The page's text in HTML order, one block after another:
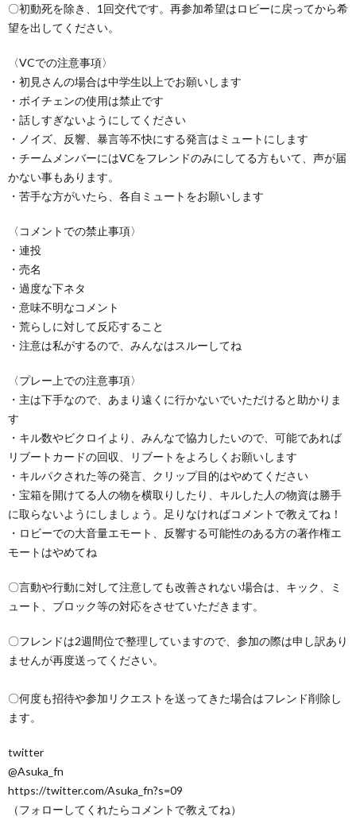
〇初動死を除き、1回交代です。再参加希望はロビーに戻ってから希
望を出してください。
〈VCでの注意事項〉
・初見さんの場合は中学生以上でお願いします
・ボイチェンの使用は禁止です
・話しすぎないようにしてください
・ノイズ、反響、暴言等不快にする発言はミュートにします
・チームメンバーにはVCをフレンドのみにしてる方もいて、声が届
かない事もあります。
・苦手な方がいたら、各自ミュートをお願いします
〈コメントでの禁止事項〉
・連投
・売名
・過度な下ネタ
・意味不明なコメント
・荒らしに対して反応すること
・注意は私がするので、みんなはスルーしてね
〈プレー上での注意事項〉
・主は下手なので、あまり遠くに行かないでいただけると助かりま
す
・キル数やビクロイより、みんなで協力したいので、可能であれば
リブートカードの回収、リブートをよろしくお願いします
・キルパクされた等の発言、クリップ目的はやめてください
・宝箱を開けてる人の物を横取りしたり、キルした人の物資は勝手
に取らないようにしましょう。足りなければコメントで教えてね！
・ロビーでの大音量エモート、反響する可能性のある方の著作権エ
モートはやめてね
〇言動や行動に対して注意しても改善されない場合は、キック、ミ
ュート、ブロック等の対応をさせていただきます。
〇フレンドは2週間位で整理していますので、参加の際は申し訳あり
ませんが再度送ってください。
〇何度も招待や参加リクエストを送ってきた場合はフレンド削除し
ます。
twitter
@Asuka_fn
https://twitter.com/Asuka_fn?s=09
（フォローしてくれたらコメントで教えてね）